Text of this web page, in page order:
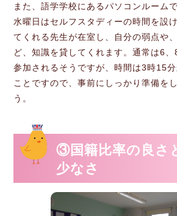
また、語学学校にあるパソコンルーム
水曜日はセルフスタディーの時間を設
てくれる先生が在室し、自分の弱点や
ど、知識を貸してくれます。通常は6
参加されるそうですが、時間は3時15
ことですので、事前にしっかり準備を
う。
③国籍比率の良さ
少なさ